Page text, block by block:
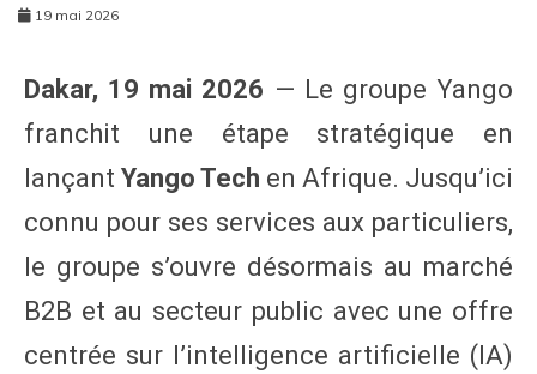
19 mai 2026
Dakar, 19 mai 2026 — Le groupe Yango
franchit une étape stratégique en
lançant Yango Tech en Afrique. Jusqu’ici
connu pour ses services aux particuliers,
le groupe s’ouvre désormais au marché
B2B et au secteur public avec une offre
centrée sur l’intelligence artificielle (IA)